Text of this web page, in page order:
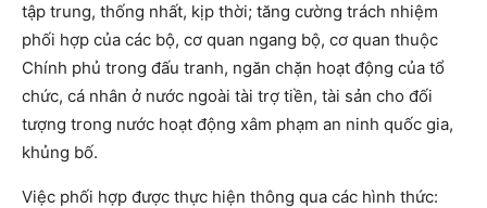
tập trung, thống nhất, kịp thời; tăng cường trách nhiệm
phối hợp của các bộ, cơ quan ngang bộ, cơ quan thuộc
Chính phủ trong đấu tranh, ngăn chặn hoạt động của tổ
chức, cá nhân ở nước ngoài tài trợ tiền, tài sản cho đối
tượng trong nước hoạt động xâm phạm an ninh quốc gia,
khủng bố.
Việc phối hợp được thực hiện thông qua các hình thức: